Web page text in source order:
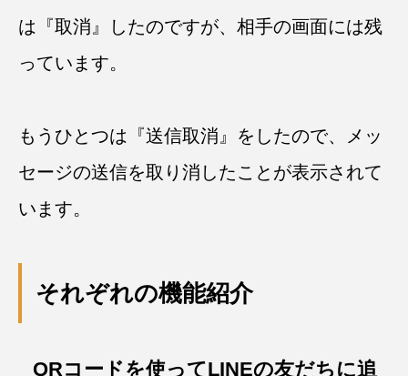
は『取消』したのですが、相手の画面には残
っています。
もうひとつは『送信取消』をしたので、メッ
セージの送信を取り消したことが表示されて
います。
それぞれの機能紹介
QRコードを使ってLINEの友だちに追